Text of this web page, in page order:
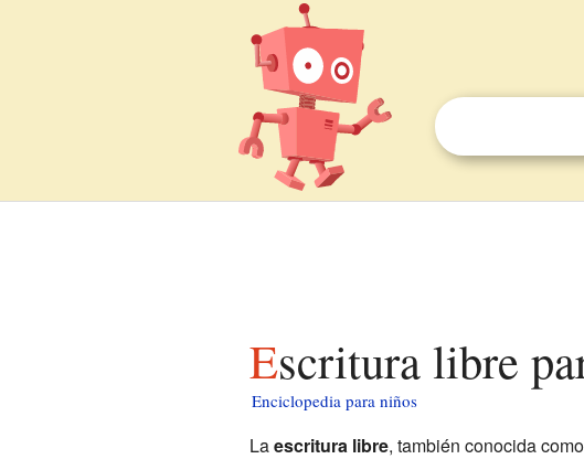
Escritura libre
Enciclopedia para niños
Laescritura libre, también conocida como